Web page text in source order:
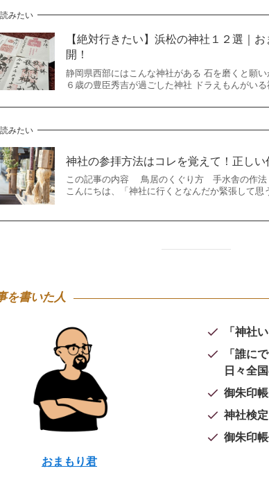
みたい
【絶対行きたい】浜松の神社１２選｜
開！
静岡県西部にはこんな神社がある 石を磨くと願
６歳の豊臣秀吉が過ごした神社 ドラえもんがい
みたい
神社の参拝方法はコレを覚えて！正しい
この記事の内容 鳥居のくぐり方 手水舎の作
こんにちは、「神社に行くとなんだか緊張して
を書いた人
おまもり君
「神社
「誰に
日々全
御朱印
神社検
御朱印